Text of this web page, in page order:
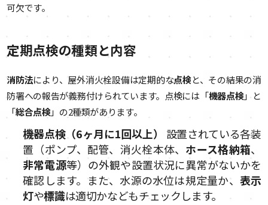
可欠です。
定期点検の種類と内容
消防法により、屋外消火栓設備は定期的な点検と、その結果の消
防署への報告が義務付けられています。点検には「機器点検」と
「総合点検」の2種類があります。
機器点検（6ヶ月に1回以上）
設置されている各装
置（ポンプ、配管、消火栓本体、 ホース格納箱、
非常電源等）の外観や設置状況に異常がないかを
確認します。また、水源の水位は規定量か、 表示
灯や標識は適切かなどもチェックします。